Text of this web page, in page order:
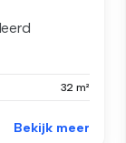
32 m²
Bekijk meer